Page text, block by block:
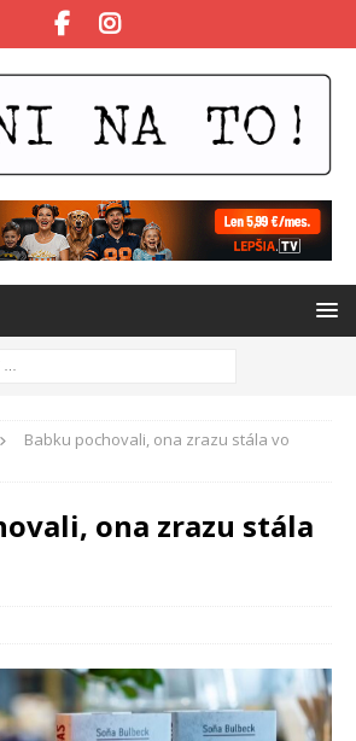
Babku pochovali, ona zrazu stála vo
ona zrazu stála